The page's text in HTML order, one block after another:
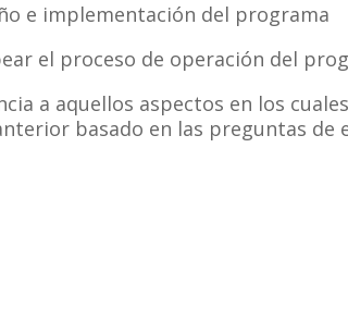
e implementación del programa
el proceso de operación del
a aquellos aspectos en los
basado en las preguntas de